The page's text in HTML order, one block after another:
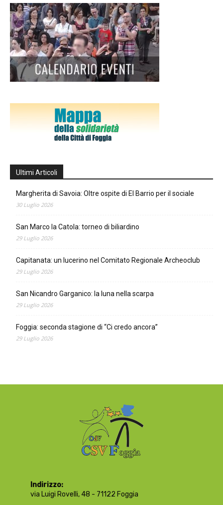
Ultimi Articoli
Margherita di Savoia: Oltre ospite di El Barrio per il sociale
30 Luglio 2026
San Marco la Catola: torneo di biliardino
29 Luglio 2026
Capitanata: un lucerino nel Comitato Regionale Archeoclub
29 Luglio 2026
San Nicandro Garganico: la luna nella scarpa
29 Luglio 2026
Foggia: seconda stagione di “Ci credo ancora”
29 Luglio 2026
Indirizzo:
via Luigi Rovelli, 48 - 71122 Foggia